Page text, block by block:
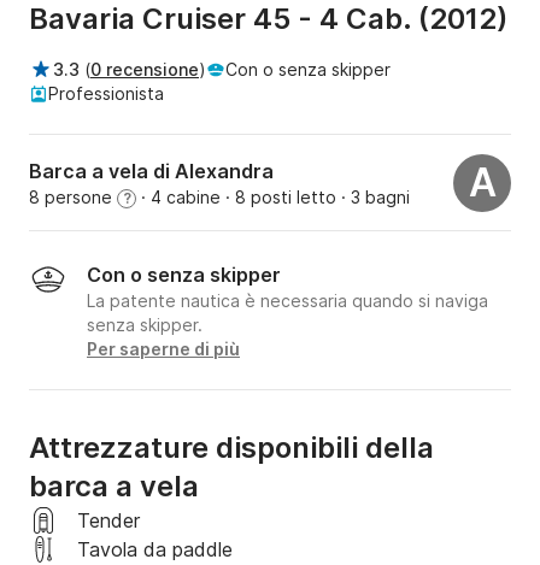
Bavaria Cruiser 45 - 4 Cab. (2012)
3.3 (0 recensione)
Con o senza skipper
Professionista
Barca a vela di Alexandra
8 persone ? · 4 cabine · 8 posti letto · 3 bagni A
Con o senza skipper
La patente nautica è necessaria quando si naviga
senza skipper.
Per saperne di più
Attrezzature disponibili della
barca a vela
Tender
Tavola da paddle